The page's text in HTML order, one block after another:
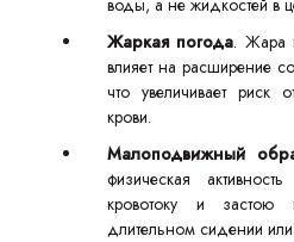
воды, а не жидкостей в
Жаркая погода. Жара
влияет на расширение
что увеличивает риск
крови.
Малоподвижный
физическая
кровотоку и
длительном сидении или